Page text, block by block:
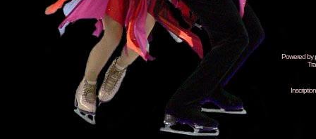
Powered by